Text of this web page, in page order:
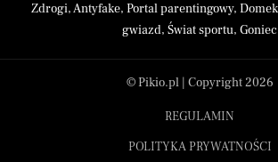
Zdrogi,Antyfake, Portal parentingowy,
gwiazd, Świat sportu, Goniec
© Pikio.pl | Copyright 2026
REGULAMIN
POLITYKA PRYWATNOŚCI